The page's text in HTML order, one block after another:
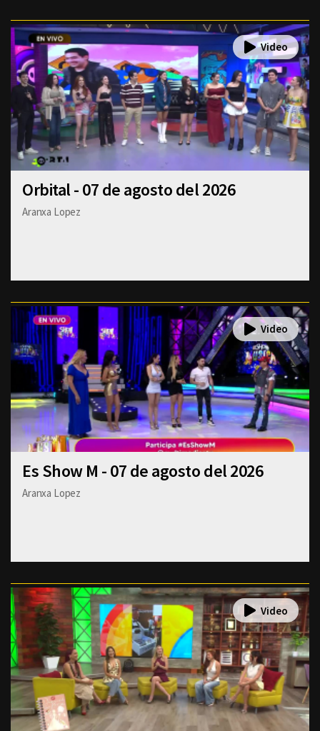
Orbital - 07 de agosto del 2026
Aranxa Lopez
Es Show M - 07 de agosto del 2026
Aranxa Lopez